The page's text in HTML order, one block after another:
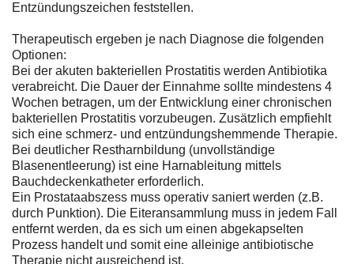
Entzündungszeichen feststellen.
Therapeutisch ergeben je nach Diagnose die folgenden
Optionen:
Bei der akuten bakteriellen Prostatitis werden Antibiotika
verabreicht. Die Dauer der Einnahme sollte mindestens 4
Wochen betragen, um der Entwicklung einer chronischen
bakteriellen Prostatitis vorzubeugen. Zusätzlich empfiehlt
sich eine schmerz- und entzündungshemmende Therapie.
Bei deutlicher Restharnbildung (unvollständige
Blasenentleerung) ist eine Harnableitung mittels
Bauchdeckenkatheter erforderlich.
Ein Prostataabszess muss operativ saniert werden (z.B.
durch Punktion). Die Eiteransammlung muss in jedem Fall
entfernt werden, da es sich um einen abgekapselten
Prozess handelt und somit eine alleinige antibiotische
Therapie nicht ausreichend ist.